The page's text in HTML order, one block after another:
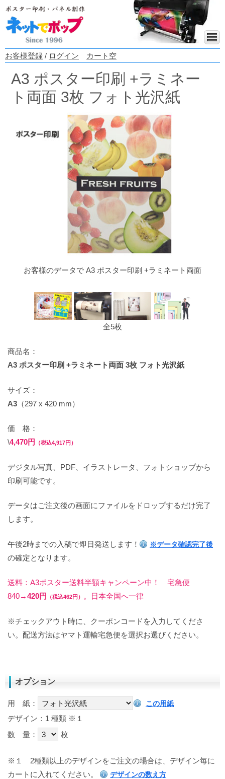
お客様登録 / ログイン カート空
A3 ポスター印刷 +ラミネー
ト両面 3枚 フォト光沢紙
お客様のデータで A3 ポスター印刷 +ラミネート両面
全5枚
商品名：
A3 ポスター印刷 +ラミネート両面 3枚 フォト光沢紙
サイズ：
A3 （297 x 420 mm）
価 格：
\4,470円 （税込4,917円）
デジタル写真、PDF、イラストレータ、フォトショップから
印刷可能です。
データはご注文後の画面にファイルをドロップするだけ完了
します。
午後2時までの入稿で即日発送します！ ※データ確認完了後
の確定となります。
送料：A3ポスター送料半額キャンペーン中！ 宅急便
840→420円 （税込462円） 。日本全国へ一律
※チェックアウト時に、クーポンコードを入力してくださ
い。配送方法はヤマト運輸宅急便を選択お選びください。
オプション
用 紙： この用紙
デザイン：1 種類 ※１
数 量：
枚
※１
2種類以上のデザインをご注文の場合は、デザイン毎に
カートに入れてください。
デザインの数え方